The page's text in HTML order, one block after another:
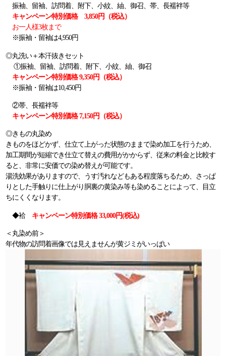
振袖、留袖、訪問着、附下、小紋、紬、御召、帯、長襦袢等
キャンペーン特別価格 3,850円（税込）
お一人様3枚まで
※振袖・留袖は4,950円
◎丸洗い＋本汗抜きセット
①振袖、留袖、訪問着、附下、小紋、紬、御召
キャンペーン特別価格 9,350円（税込）
※振袖・留袖は10,450円
②帯、長襦袢等
キャンペーン特別価格 7,150円（税込）
◎きもの丸染め
きものをほどかず、仕立て上がった状態のままで染め加工を行うため、
加工期間が短縮でき仕立て替えの費用がかからず、従来の料金と比較す
ると、非常に安価での染め替えが可能です。
湯洗効果がありますので、うす汚れなどもある程度落ちるため、さっぱ
りとした手触りに仕上がり胴裏の黄染み等も染めることによって、目立
ちにくくなります。
◆袷 キャンペーン特別価格 33,000円(税込)
＜丸染め前＞
年代物の訪問着画像では見えませんが黄ジミがいっぱい